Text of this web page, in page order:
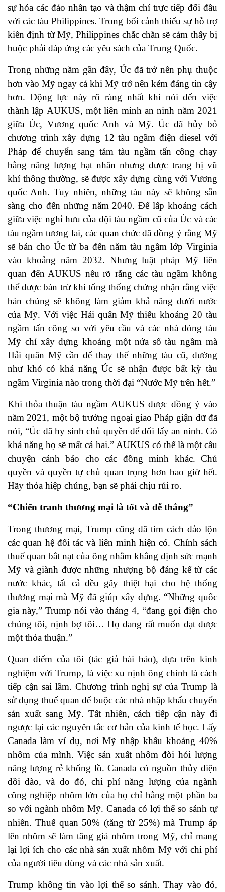
sự hóa các đảo nhân tạo và thậm chí trực tiếp đối đầu
với các tàu Philippines. Trong bối cảnh thiếu sự hỗ trợ
kiên định từ Mỹ, Philippines chắc chắn sẽ cảm thấy bị
buộc phải đáp ứng các yêu sách của Trung Quốc.
Trong những năm gần đây, Úc đã trở nên phụ thuộc
hơn vào Mỹ ngay cả khi Mỹ trở nên kém đáng tin cậy
hơn. Động lực này rõ ràng nhất khi nói đến việc
thành lập AUKUS, một liên minh an ninh năm 2021
giữa Úc, Vương quốc Anh và Mỹ. Úc đã hủy bỏ
chương trình xây dựng 12 tàu ngầm điện diesel với
Pháp để chuyển sang tám tàu ngầm tấn công chạy
bằng năng lượng hạt nhân nhưng được trang bị vũ
khí thông thường, sẽ được xây dựng cùng với Vương
quốc Anh. Tuy nhiên, những tàu này sẽ không sẵn
sàng cho đến những năm 2040. Để lấp khoảng cách
giữa việc nghỉ hưu của đội tàu ngầm cũ của Úc và các
tàu ngầm tương lai, các quan chức đã đồng ý rằng Mỹ
sẽ bán cho Úc từ ba đến năm tàu ngầm lớp Virginia
vào khoảng năm 2032. Nhưng luật pháp Mỹ liên
quan đến AUKUS nêu rõ rằng các tàu ngầm không
thể được bán trừ khi tổng thống chứng nhận rằng việc
bán chúng sẽ không làm giảm khả năng dưới nước
của Mỹ. Với việc Hải quân Mỹ thiếu khoảng 20 tàu
ngầm tấn công so với yêu cầu và các nhà đóng tàu
Mỹ chỉ xây dựng khoảng một nửa số tàu ngầm mà
Hải quân Mỹ cần để thay thế những tàu cũ, dường
như khó có khả năng Úc sẽ nhận được bất kỳ tàu
ngầm Virginia nào trong thời đại “Nước Mỹ trên hết.”
Khi thỏa thuận tàu ngầm AUKUS được đồng ý vào
năm 2021, một bộ trưởng ngoại giao Pháp giận dữ đã
nói, “Úc đã hy sinh chủ quyền để đổi lấy an ninh. Có
khả năng họ sẽ mất cả hai.” AUKUS có thể là một câu
chuyện cảnh báo cho các đồng minh khác. Chủ
quyền và quyền tự chủ quan trọng hơn bao giờ hết.
Hãy thỏa hiệp chúng, bạn sẽ phải chịu rủi ro.
“Chiến tranh thương mại là tốt và dễ thắng”
Trong thương mại, Trump cũng đã tìm cách đảo lộn
các quan hệ đối tác và liên minh hiện có. Chính sách
thuế quan bắt nạt của ông nhằm khẳng định sức mạnh
Mỹ và giành được những nhượng bộ đáng kể từ các
nước khác, tất cả đều gây thiệt hại cho hệ thống
thương mại mà Mỹ đã giúp xây dựng. “Những quốc
gia này,” Trump nói vào tháng 4, “đang gọi điện cho
chúng tôi, nịnh bợ tôi… Họ đang rất muốn đạt được
một thỏa thuận.”
Quan điểm của tôi (tác giả bài báo), dựa trên kinh
nghiệm với Trump, là việc xu nịnh ông chính là cách
tiếp cận sai lầm. Chương trình nghị sự của Trump là
sử dụng thuế quan để buộc các nhà nhập khẩu chuyển
sản xuất sang Mỹ. Tất nhiên, cách tiếp cận này đi
ngược lại các nguyên tắc cơ bản của kinh tế học. Lấy
Canada làm ví dụ, nơi Mỹ nhập khẩu khoảng 40%
nhôm của mình. Việc sản xuất nhôm đòi hỏi lượng
năng lượng rẻ khổng lồ. Canada có nguồn thủy điện
dồi dào, và do đó, chi phí năng lượng của ngành
công nghiệp nhôm lớn của họ chỉ bằng một phần ba
so với ngành nhôm Mỹ. Canada có lợi thế so sánh tự
nhiên. Thuế quan 50% (tăng từ 25%) mà Trump áp
lên nhôm sẽ làm tăng giá nhôm trong Mỹ, chỉ mang
lại lợi ích cho các nhà sản xuất nhôm Mỹ với chi phí
của người tiêu dùng và các nhà sản xuất.
Trump không tin vào lợi thế so sánh. Thay vào đó,